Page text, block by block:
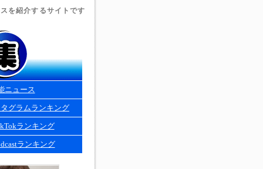
を紹介するサイトです
ニュース
グラムランキング
ランキング
ランキング